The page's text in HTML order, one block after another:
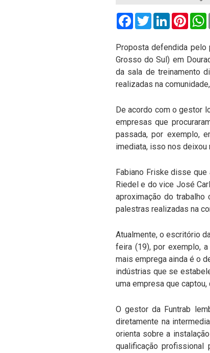
FacebookTwitterLinkedIn
Proposta defendida pelo
Grosso do Sul) em
da sala de treinamento
realizadas na
De acordo com o gestor
empresas que
passada, por exemplo,
imediata, isso nos deixou
Fabiano Friske disse que
Riedel e do vice José
aproximação do
palestras realizadas na
Atualmente, o escritório
feira (19), por exemplo,
mais emprega ainda é o
indústrias que se
uma empresa que
O gestor da Funtrab
diretamente na
orienta sobre a
qualificação profissional